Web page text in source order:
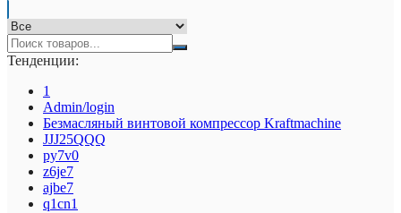
Тенденции:
1
Admin/login
Безмасляный винтовой компрессор Kraftmaсhine
JJJ25QQQ
py7v0
z6je7
ajbe7
q1cn1